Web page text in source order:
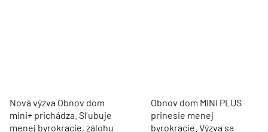
Nová výzva Obnov dom
mini+ prichádza. Sľubuje
menej byrokracie, zálohu
Obnov dom MINI PLUS
prinesie menej
byrokracie. Výzva sa